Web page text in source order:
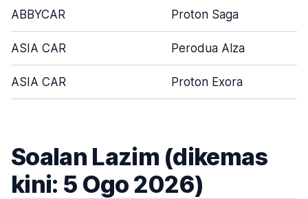
ABBYCAR Proton Saga
ASIA CAR Perodua Alza
ASIA CAR Proton Exora
Soalan Lazim (dikemas
kini: 5 Ogo 2026)